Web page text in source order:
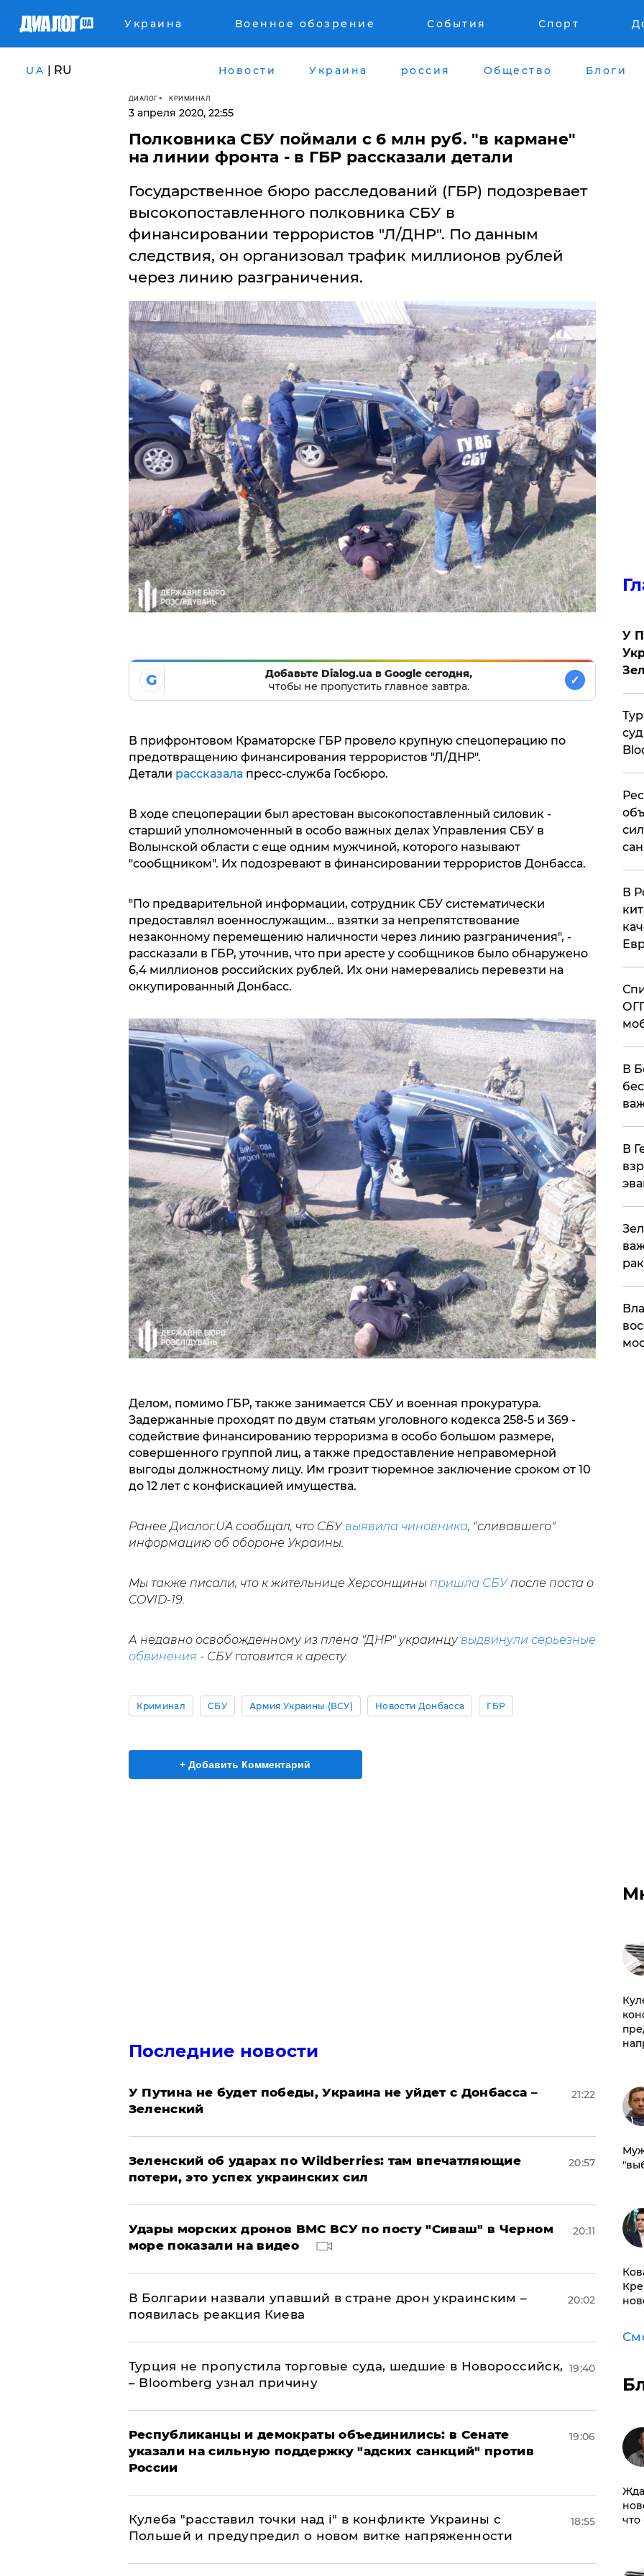
Украина Военное обозрение События Спорт
UA | RU Новости Украина россия Общество Блоги
ДИАЛОГ КРИМИНАЛ
3 апреля 2020, 22:55
​Полковника СБУ поймали с 6 млн руб. "в кармане"
на линии фронта - в ГБР рассказали детали
Государственное бюро расследований (ГБР) подозревает
высокопоставленного полковника СБУ в
финансировании террористов "Л/ДНР". По данным
следствия, он организовал трафик миллионов рублей
через линию разграничения.
G
Добавьте Dialog.ua в Google сегодня,
чтобы не пропустить главное завтра.
✓
В прифронтовом Краматорске ГБР провело крупную спецоперацию по
предотвращению финансирования террористов "Л/ДНР".
Детали рассказалапресс-служба Госбюро.
В ходе спецоперации был арестован высокопоставленный силовик -
старший уполномоченный в особо важных делах Управления СБУ в
Волынской области с еще одним мужчиной, которого называют
"сообщником". Их подозревают в финансировании террористов Донбасса.
"По предварительной информации, сотрудник СБУ систематически
предоставлял военнослужащим… взятки за непрепятствование
незаконному перемещению наличности через линию разграничения", -
рассказали в ГБР, уточнив, что при аресте у сообщников было обнаружено
6,4 миллионов российских рублей. Их они намеревались перевезти на
оккупированный Донбасс.
Делом, помимо ГБР, также занимается СБУ и военная прокуратура.
Задержанные проходят по двум статьям уголовного кодекса 258-5 и 369 -
содействие финансированию терроризма в особо большом размере,
совершенного группой лиц, а также предоставление неправомерной
выгоды должностному лицу. Им грозит тюремное заключение сроком от 10
до 12 лет с конфискацией имущества.
Ранее Диалог.UA сообщал, что СБУ выявила чиновника, "сливавшего"
информацию об обороне Украины.
Мы также писали, что к жительнице Херсонщины пришла СБУпосле поста о
COVID-19.
А недавно освобожденному из плена "ДНР" украинцу выдвинули серьезные
обвинения - СБУ готовится к аресту.
Криминал СБУ Армия Украины (ВСУ) Новости Донбасса ГБР
+ Добавить Комментарий
Последние новости
У Путина не будет победы, Украина не уйдет с Донбасса –
Зеленский
21:22
Зеленский об ударах по Wildberries: там впечатляющие
потери, это успех украинских сил
20:57
Удары морских дронов ВМС ВСУ по посту "Сиваш" в Черном
море показали на видео
20:11
В Болгарии назвали упавший в стране дрон украинским –
появилась реакция Киева
20:02
Турция не пропустила торговые суда, шедшие в Новороссийск,
– Bloomberg узнал причину
19:40
Республиканцы и демократы объединились: в Сенате
указали на сильную поддержку "адских санкций" против
России
19:06
Кулеба "расставил точки над і" в конфликте Украины с
Польшей и предупредил о новом витке напряженности
18:55
У
В
В
В
что